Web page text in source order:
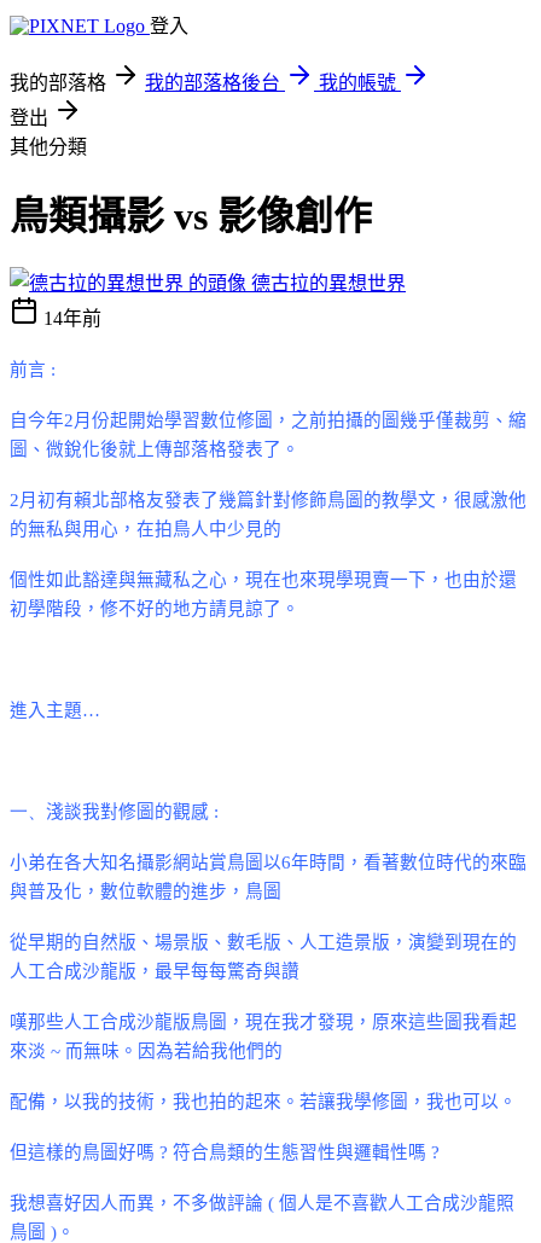
登入
我的部落格 我的部落格後台
我的帳號
登出
其他分類
鳥類攝影 vs 影像創作
德古拉的異想世界
14年前
前言 :
自今年2月份起開始學習數位修圖，之前拍攝的圖幾乎僅裁剪 、縮
圖、微銳化後就上傳部落格發表了。
2月初有賴北部格友發表了幾篇針對修飾鳥圖的教學文，很感激他
的無私與用心，在拍鳥人中少見的
個性如此豁達與無藏私之心，現在也來現學現賣一下，也由於還
初學階段，修不好的地方請見諒了。
進入主題…
一、 淺談我對修圖的觀感 :
小弟在各大知名攝影網站賞鳥圖以6年時間，看著數位時代的來臨
與普及化，數位軟體的進步，鳥圖
從早期的自然版 、場景版、數毛版、人工造景版 ，演變到現在的
人工合成沙龍版，最早每每驚奇與讚
嘆那些人工合成沙龍版鳥圖，現在我才發現，原來這些圖我看起
來淡 ~ 而無味。因為若給我他們的
配備，以我的技術，我也拍的起來。若讓我學修圖，我也可以。
但這樣的鳥圖好嗎 ? 符合鳥類的生態習性與邏輯性嗎 ?
我想喜好因人而異，不多做評論 ( 個人是不喜歡人工合成沙龍照
鳥圖 ) 。